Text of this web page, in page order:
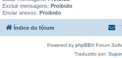
Excluir mensagens: Proibido
Enviar anexos: Proibido
Índice do fórum
Powered by phpBB® Forum
Traduzido por: